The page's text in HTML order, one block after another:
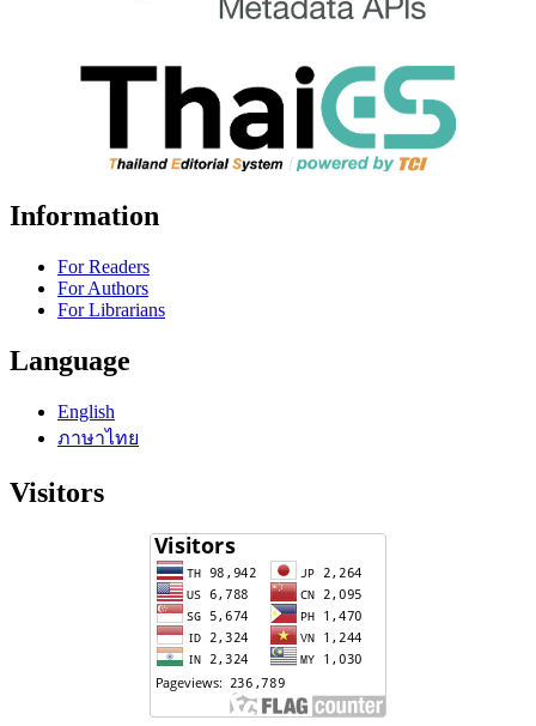
Information
For Readers
For Authors
For Librarians
Language
English
ภาษาไทย
Visitors